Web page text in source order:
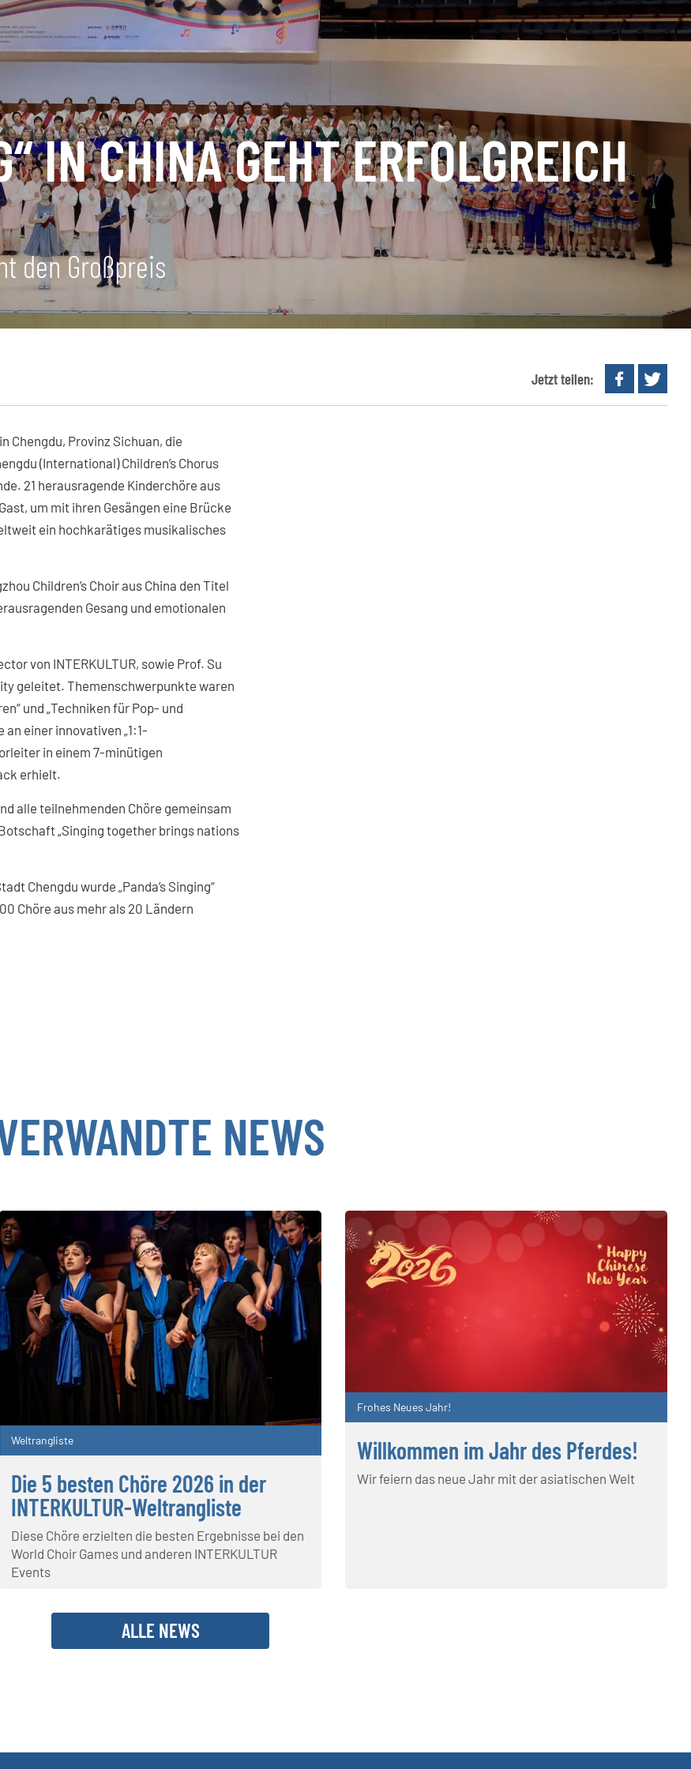
IN CHINA GEHT ERFOLGREICH
den Großpreis
Jetzt teilen:
Chengdu, Provinz Sichuan, die
(International) Children’s Chorus
21 herausragende Kinderchöre aus
um mit ihren Gesängen eine Brücke
ein hochkarätiges musikalisches
Children’s Choir aus China den Titel
Gesang und emotionalen
von INTERKULTUR, sowie Prof. Su
geleitet. Themenschwerpunkte waren
und „Techniken für Pop- und
einer innovativen „1:1-
in einem 7-minütigen
erhielt.
alle teilnehmenden Chöre gemeinsam
„Singing together brings nations
Chengdu wurde „Panda’s Singing“
Chöre aus mehr als 20 Ländern
NEWS
Weltrangliste
Die 5 besten Chöre 2026 in der
INTERKULTUR-Weltrangliste
Diese Chöre erzielten die besten Ergebnisse bei den
World Choir Games und anderen INTERKULTUR
Events
Frohes Neues Jahr!
Willkommen im Jahr des Pferdes!
Wir feiern das neue Jahr mit der asiatischen Welt
ALLE NEWS